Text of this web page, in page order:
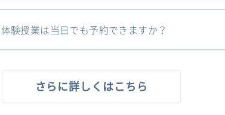
体験授業は当日でも予約できますか？
さらに詳しくはこちら